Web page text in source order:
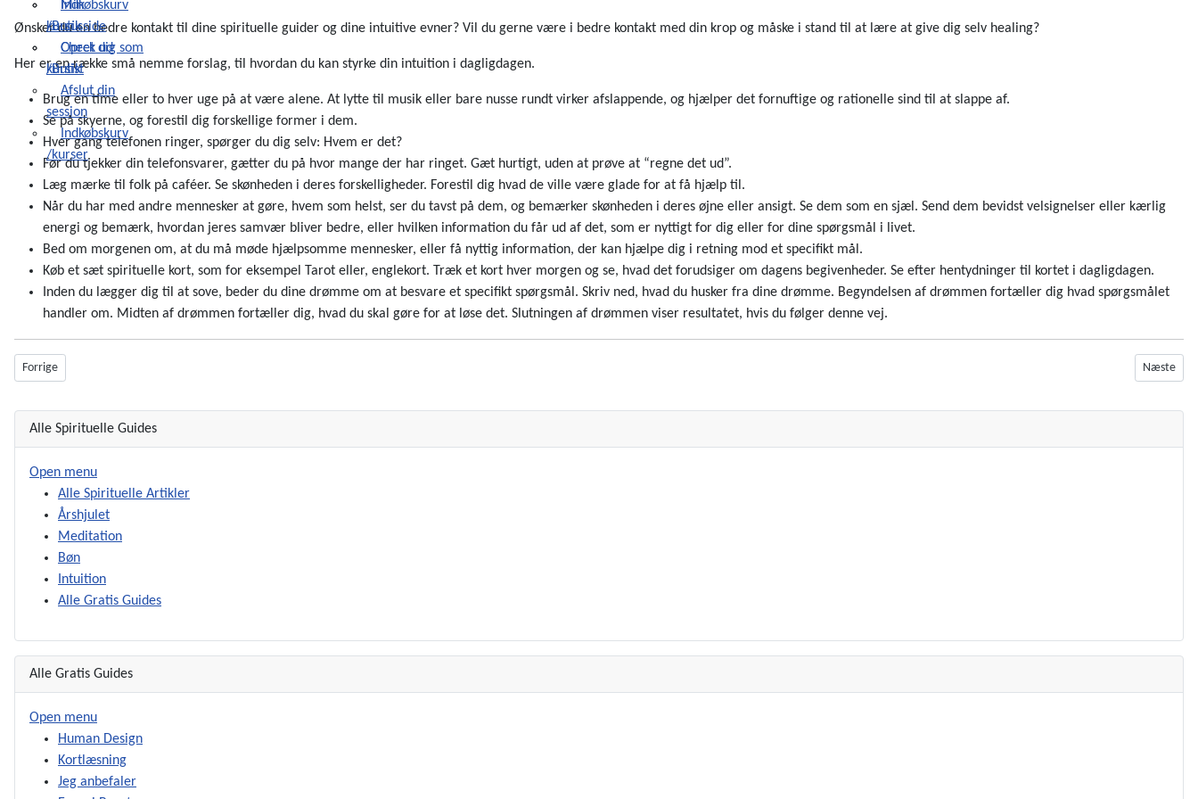
Indkøbskurv
/Butik
Check ud
/Butik
Min
kursusside
Opret dig som
kursist
Afslut din
session
Indkøbskurv
/kurser
Ønsker du en bedre kontakt til dine spirituelle guider og dine intuitive evner? Vil du gerne være i bedre kontakt med din krop og måske i stand til at lære at give dig selv healing?
Her er en række små nemme forslag, til hvordan du kan styrke din intuition i dagligdagen.
Brug en time eller to hver uge på at være alene. At lytte til musik eller bare nusse rundt virker afslappende, og hjælper det fornuftige og rationelle sind til at slappe af.
Se på skyerne, og forestil dig forskellige former i dem.
Hver gang telefonen ringer, spørger du dig selv: Hvem er det?
Før du tjekker din telefonsvarer, gætter du på hvor mange der har ringet. Gæt hurtigt, uden at prøve at “regne det ud”.
Læg mærke til folk på caféer. Se skønheden i deres forskelligheder. Forestil dig hvad de ville være glade for at få hjælp til.
Når du har med andre mennesker at gøre, hvem som helst, ser du tavst på dem, og bemærker skønheden i deres øjne eller ansigt. Se dem som en sjæl. Send dem bevidst velsignelser eller kærlig
energi og bemærk, hvordan jeres samvær bliver bedre, eller hvilken information du får ud af det, som er nyttigt for dig eller for dine spørgsmål i livet.
Bed om morgenen om, at du må møde hjælpsomme mennesker, eller få nyttig information, der kan hjælpe dig i retning mod et specifikt mål.
Køb et sæt spirituelle kort, som for eksempel Tarot eller, englekort. Træk et kort hver morgen og se, hvad det forudsiger om dagens begivenheder. Se efter hentydninger til kortet i dagligdagen.
Inden du lægger dig til at sove, beder du dine drømme om at besvare et specifikt spørgsmål. Skriv ned, hvad du husker fra dine drømme. Begyndelsen af drømmen fortæller dig hvad spørgsmålet
handler om. Midten af drømmen fortæller dig, hvad du skal gøre for at løse det. Slutningen af drømmen viser resultatet, hvis du følger denne vej.
Forrige artikel: 3 faser i udviklingen af den menneskelige ånd
Forrige Næste
Næste
Alle Spirituelle Guides
Open menu
Alle Spirituelle Artikler
Årshjulet
Meditation
Bøn
Intuition
Alle Gratis Guides
Alle Gratis Guides
Open menu
Human Design
Kortlæsning
Jeg anbefaler